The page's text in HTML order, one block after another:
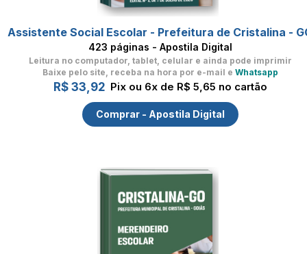
Assistente Social Escolar - Prefeitura de Cristalina -
423 páginas - Apostila Digital
Leitura no computador, tablet, celular e ainda pode imprimir
Baixe pelo site, receba na hora por e-mail e Whatsapp
R$ 33,92 Pix ou 6x de R$ 5,65 no cartão
Comprar - Apostila Digital